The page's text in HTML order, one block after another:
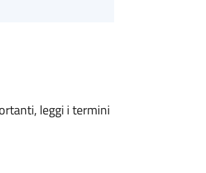
leggi i termini